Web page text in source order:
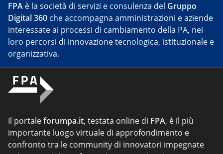
FPA è la società di servizi e consulenza del Gruppo
Digital 360 che accompagna amministrazioni e aziende
interessate ai processi di cambiamento della PA, nei
loro percorsi di innovazione tecnologica, istituzionale e
organizzativa.
Il portaleforumpa.it, testata online di FPA, è il più
importante luogo virtuale di approfondimento e
confronto tra le community di innovatori impegnate